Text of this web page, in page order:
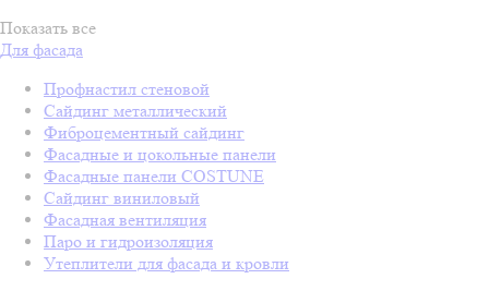
Показать все
Для фасада
Профнастил стеновой
Сайдинг металлический
Фиброцементный сайдинг
Фасадные и цокольные панели
Фасадные панели COSTUNE
Сайдинг виниловый
Фасадная вентиляция
Паро и гидроизоляция
Утеплители для фасада и кровли